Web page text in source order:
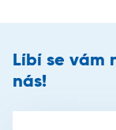
Líbí se vám
nás!